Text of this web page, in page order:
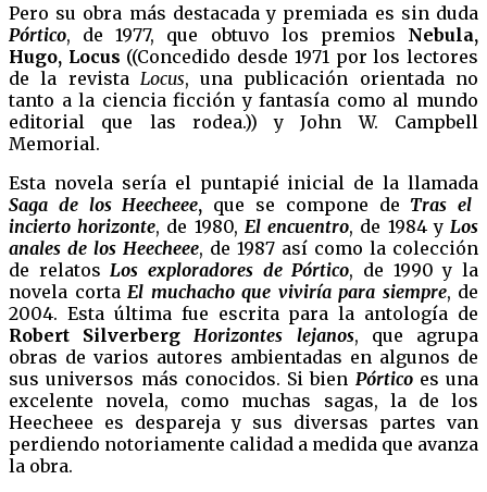
Pero su obra más destacada y premiada es sin duda
Pórtico, de 1977, que obtuvo los premios Nebula,
Hugo, Locus ((Concedido desde 1971 por los lectores
de la revista Locus, una publicación orientada no
tanto a la ciencia ficción y fantasía como al mundo
editorial que las rodea.)) y John W. Campbell
Memorial.
Esta novela sería el puntapié inicial de la llamada
Saga de los Heecheee, que se compone de Tras el
incierto horizonte, de 1980, El encuentro, de 1984 y Los
anales de los Heecheee, de 1987 así como la colección
de relatos Los exploradores de Pórtico, de 1990 y la
novela corta El muchacho que viviría para siempre, de
2004. Esta última fue escrita para la antología de
Robert Silverberg Horizontes lejanos, que agrupa
obras de varios autores ambientadas en algunos de
sus universos más conocidos. Si bien Pórticoes una
excelente novela, como muchas sagas, la de los
Heecheee es despareja y sus diversas partes van
perdiendo notoriamente calidad a medida que avanza
la obra.